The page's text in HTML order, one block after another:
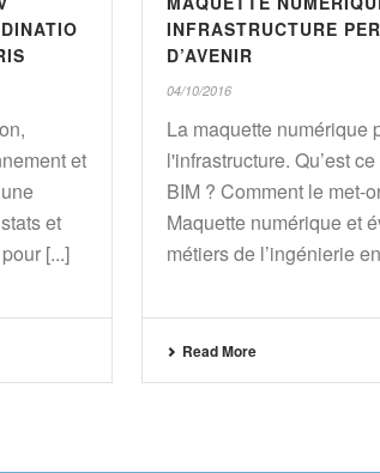
et
et
[...]
INFRASTRUCTURE
D’AVENIR
04/10/2016
La maquette numérique
l'infrastructure. Qu’est
BIM ? Comment le met-
Maquette numérique et
métiers de l’ingénierie
Read More